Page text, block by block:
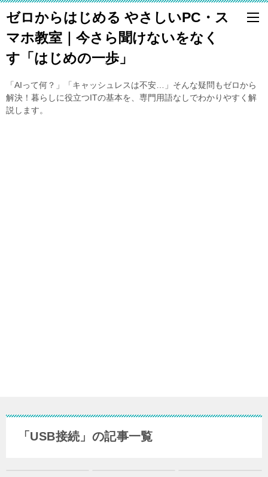
ゼロからはじめる やさしいPC・ス
マホ教室｜今さら聞けないをなく
す「はじめの一歩」
「AIって何？」「キャッシュレスは不安…」そんな疑問もゼロから
解決！暮らしに役立つITの基本を、専門用語なしでわかりやすく解
説します。
「USB接続」の記事一覧